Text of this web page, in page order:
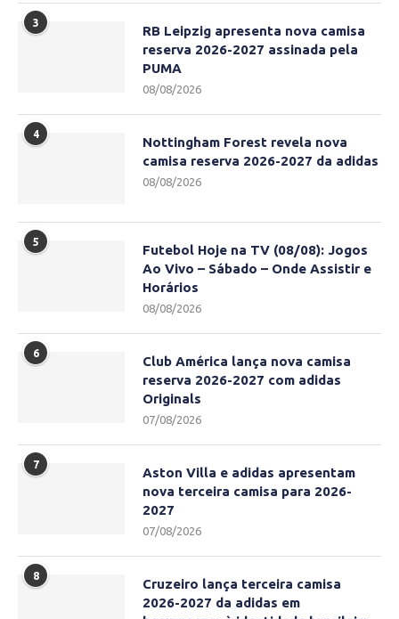
3
RB Leipzig apresenta nova camisa
reserva 2026-2027 assinada pela
PUMA
08/08/2026
4
Nottingham Forest revela nova
camisa reserva 2026-2027 da adidas
08/08/2026
5
Futebol Hoje na TV (08/08): Jogos
Ao Vivo – Sábado – Onde Assistir e
Horários
08/08/2026
6
Club América lança nova camisa
reserva 2026-2027 com adidas
Originals
07/08/2026
7
Aston Villa e adidas apresentam
nova terceira camisa para 2026-
2027
07/08/2026
8
Cruzeiro lança terceira camisa
2026-2027 da adidas em